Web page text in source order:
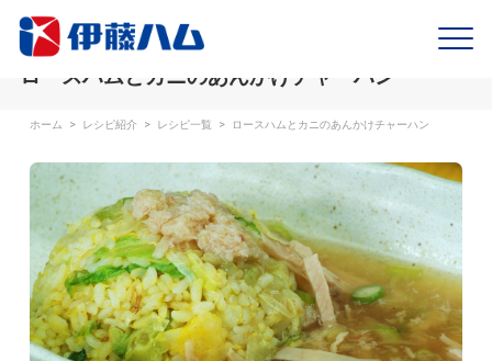
ロースハムとカニのあんかけチャーハン
ホーム > レシピ紹介 > レシピ一覧 > ロースハムとカニのあんかけチャーハン